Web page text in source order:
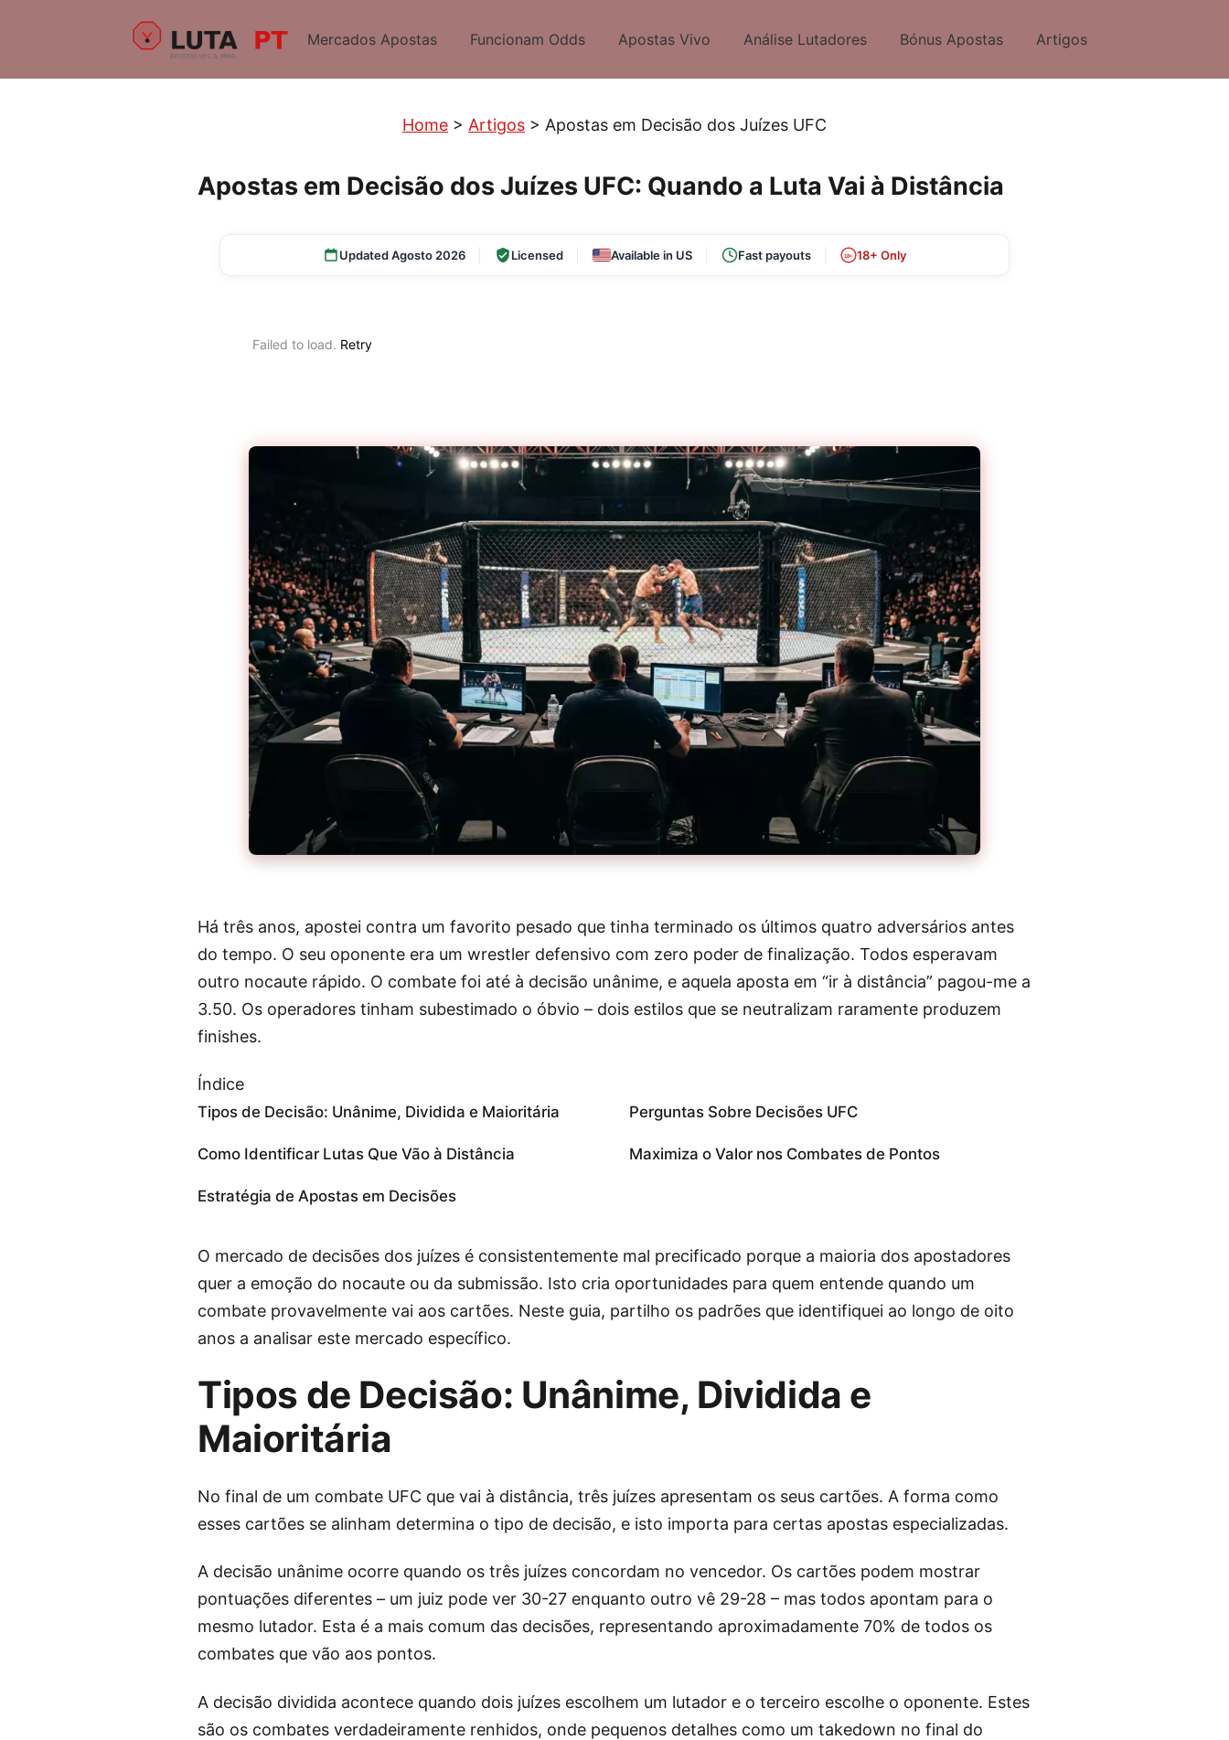
Mercados Apostas Funcionam Odds Apostas Vivo Análise Lutadores Bónus Apostas Artigos
Home > Artigos > Apostas em Decisão dos Juízes UFC
Apostas em Decisão dos Juízes UFC: Quando a Luta Vai à Distância
Updated Agosto 2026 Licensed Available in US Fast payouts 18+ 18+ Only
Failed to load. Retry
Há três anos, apostei contra um favorito pesado que tinha terminado os últimos quatro adversários antes
do tempo. O seu oponente era um wrestler defensivo com zero poder de finalização. Todos esperavam
outro nocaute rápido. O combate foi até à decisão unânime, e aquela aposta em “ir à distância” pagou-me a
3.50. Os operadores tinham subestimado o óbvio – dois estilos que se neutralizam raramente produzem
finishes.
Índice
Tipos de Decisão: Unânime, Dividida e Maioritária
Como Identificar Lutas Que Vão à Distância
Estratégia de Apostas em Decisões
Perguntas Sobre Decisões UFC
Maximiza o Valor nos Combates de Pontos
O mercado de decisões dos juízes é consistentemente mal precificado porque a maioria dos apostadores
quer a emoção do nocaute ou da submissão. Isto cria oportunidades para quem entende quando um
combate provavelmente vai aos cartões. Neste guia, partilho os padrões que identifiquei ao longo de oito
anos a analisar este mercado específico.
Tipos de Decisão: Unânime, Dividida e
Maioritária
No final de um combate UFC que vai à distância, três juízes apresentam os seus cartões. A forma como
esses cartões se alinham determina o tipo de decisão, e isto importa para certas apostas especializadas.
A decisão unânime ocorre quando os três juízes concordam no vencedor. Os cartões podem mostrar
pontuações diferentes – um juiz pode ver 30-27 enquanto outro vê 29-28 – mas todos apontam para o
mesmo lutador. Esta é a mais comum das decisões, representando aproximadamente 70% de todos os
combates que vão aos pontos.
A decisão dividida acontece quando dois juízes escolhem um lutador e o terceiro escolhe o oponente. Estes
são os combates verdadeiramente renhidos, onde pequenos detalhes como um takedown no final do